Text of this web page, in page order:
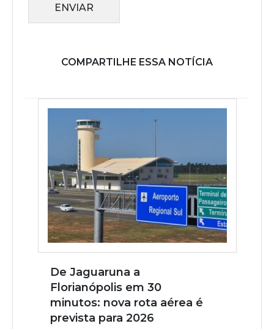
ENVIAR
COMPARTILHE ESSA NOTÍCIA
De Jaguaruna a
Florianópolis em 30
minutos: nova rota aérea é
prevista para 2026